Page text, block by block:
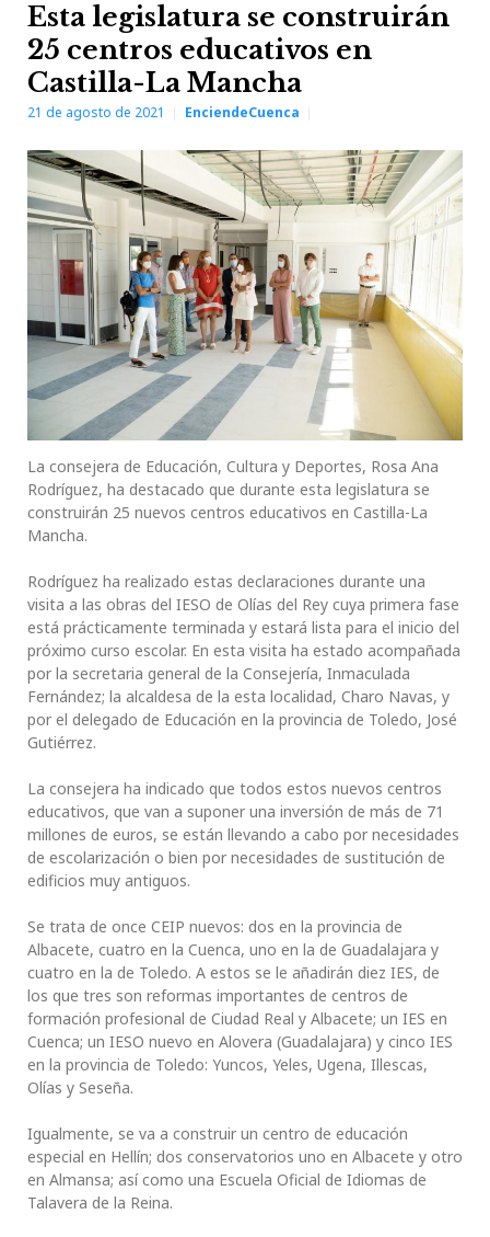
Esta legislatura se construirán
25 centros educativos en
Castilla-La Mancha
21 de agosto de 2021 EnciendeCuenca
La consejera de Educación, Cultura y Deportes, Rosa Ana
Rodríguez, ha destacado que durante esta legislatura se
construirán 25 nuevos centros educativos en Castilla-La
Mancha.
Rodríguez ha realizado estas declaraciones durante una
visita a las obras del IESO de Olías del Rey cuya primera fase
está prácticamente terminada y estará lista para el inicio del
próximo curso escolar. En esta visita ha estado acompañada
por la secretaria general de la Consejería, Inmaculada
Fernández; la alcaldesa de la esta localidad, Charo Navas, y
por el delegado de Educación en la provincia de Toledo, José
Gutiérrez.
La consejera ha indicado que todos estos nuevos centros
educativos, que van a suponer una inversión de más de 71
millones de euros, se están llevando a cabo por necesidades
de escolarización o bien por necesidades de sustitución de
edificios muy antiguos.
Se trata de once CEIP nuevos: dos en la provincia de
Albacete, cuatro en la Cuenca, uno en la de Guadalajara y
cuatro en la de Toledo. A estos se le añadirán diez IES, de
los que tres son reformas importantes de centros de
formación profesional de Ciudad Real y Albacete; un IES en
Cuenca; un IESO nuevo en Alovera (Guadalajara) y cinco IES
en la provincia de Toledo: Yuncos, Yeles, Ugena, Illescas,
Olías y Seseña.
Igualmente, se va a construir un centro de educación
especial en Hellín; dos conservatorios uno en Albacete y otro
en Almansa; así como una Escuela Oficial de Idiomas de
Talavera de la Reina.